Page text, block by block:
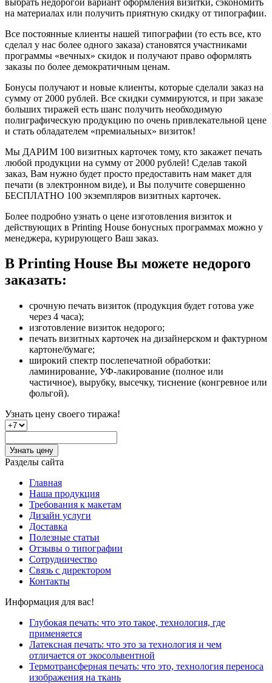
на материалах или получить приятную скидку от типографии.
Все постоянные клиенты нашей типографии (то есть все, кто
сделал у нас более одного заказа) становятся участниками
программы «вечных» скидок и получают право оформлять
заказы по более демократичным ценам.
Бонусы получают и новые клиенты, которые сделали заказ на
сумму от 2000 рублей. Все скидки суммируются, и при заказе
больших тиражей есть шанс получить необходимую
полиграфическую продукцию по очень привлекательной цене
и стать обладателем «премиальных» визиток!
Мы ДАРИМ 100 визитных карточек тому, кто закажет печать
любой продукции на сумму от 2000 рублей! Сделав такой
заказ, Вам нужно будет просто предоставить нам макет для
печати (в электронном виде), и Вы получите совершенно
БЕСПЛАТНО 100 экземпляров визитных карточек.
Более подробно узнать о цене изготовления визиток и
действующих в Printing House бонусных программах можно у
менеджера, курирующего Ваш заказ.
В Printing House Вы можете недорого
заказать:
срочную печать визиток (продукция будет готова уже
через 4 часа);
изготовление визиток недорого;
печать визитных карточек на дизайнерском и фактурном
картоне/бумаге;
широкий спектр послепечатной обработки:
ламинирование, УФ-лакирование (полное или
частичное), вырубку, высечку, тиснение (конгревное или
фольгой).
Узнать цену своего тиража!
Узнать цену
Разделы сайта
Главная
Наша продукция
Требования к макетам
Дизайн услуги
Доставка
Полезные статьи
Отзывы о типографии
Сотрудничество
Связь с директором
Контакты
Информация для вас!
Глубокая печать: что это такое, технология, где
применяется
Латексная печать: что это за технология и чем
отличается от экосольвентной
Термотрансферная печать: что это, технология переноса
изображения на ткань